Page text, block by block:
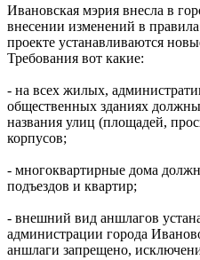
Ивановская мэрия внесла в
внесении изменений в
проекте устанавливаются
Требования вот какие:
- на всех жилых,
общественных зданиях
названия улиц (площадей,
корпусов;
- многоквартирные дома
подъездов и квартир;
- внешний вид аншлагов
администрации города
аншлаги запрещено,